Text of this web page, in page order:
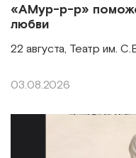
«АМур-р-р»
любви
22 августа, Театр им.
03.08.2026